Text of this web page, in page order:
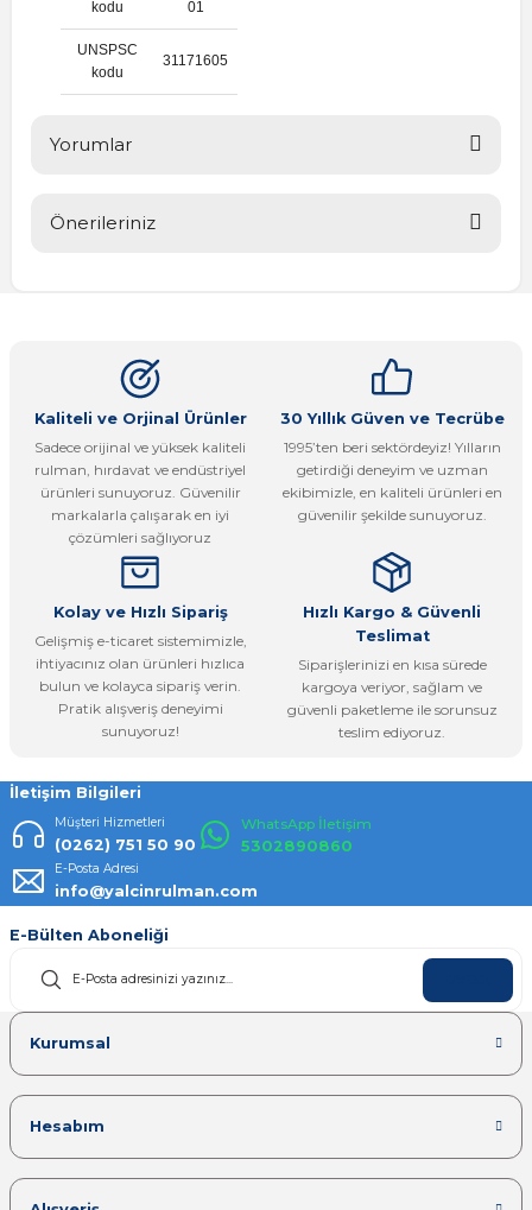
kodu
01
UNSPSC
kodu
31171605
Yorumlar
Önerileriniz
Görüş ve önerileriniz için teşekkür ederiz.
Ürün resmi kalitesiz, bozuk veya görüntülenemiyor.
Ürün açıklamasında eksik bilgiler bulunuyor.
Ürün bilgilerinde hatalar bulunuyor.
Ürün fiyatı diğer sitelerden daha pahalı.
Bu ürüne benzer farklı alternatifler olmalı.
Gönder
Kaliteli ve Orjinal Ürünler
Sadece orijinal ve yüksek kaliteli
rulman, hırdavat ve endüstriyel
ürünleri sunuyoruz. Güvenilir
markalarla çalışarak en iyi
çözümleri sağlıyoruz
30 Yıllık Güven ve Tecrübe
1995’ten beri sektördeyiz! Yılların
getirdiği deneyim ve uzman
ekibimizle, en kaliteli ürünleri en
güvenilir şekilde sunuyoruz.
Kolay ve Hızlı Sipariş
Gelişmiş e-ticaret sistemimizle,
ihtiyacınız olan ürünleri hızlıca
bulun ve kolayca sipariş verin.
Pratik alışveriş deneyimi
sunuyoruz!
Hızlı Kargo & Güvenli
Teslimat
Siparişlerinizi en kısa sürede
kargoya veriyor, sağlam ve
güvenli paketleme ile sorunsuz
teslim ediyoruz.
İletişim Bilgileri
Müşteri Hizmetleri
(0262) 751 50 90
WhatsApp İletişim
5302890860
E-Posta Adresi
info@yalcinrulman.com
E-Bülten Aboneliği
Kurumsal
Hesabım